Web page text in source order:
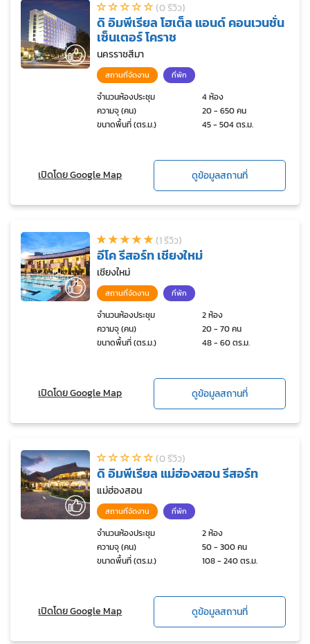
(0 รีวิว)
ดิ อิมพีเรียล โฮเต็ล แอนด์ คอนเวนชั่น
เซ็นเตอร์ โคราช
นครราชสีมา
สถานที่จัดงาน ที่พัก
จำนวนห้องประชุม
4 ห้อง
ความจุ (คน)
20 - 650 คน
ขนาดพื้นที่ (ตร.ม.)
45 - 504 ตร.ม.
เปิดโดย Google Map ดูข้อมูลสถานที่
(1 รีวิว)
อีโค รีสอร์ท เชียงใหม่
เชียงใหม่
สถานที่จัดงาน ที่พัก
จำนวนห้องประชุม
2 ห้อง
ความจุ (คน)
20 - 70 คน
ขนาดพื้นที่ (ตร.ม.)
48 - 60 ตร.ม.
เปิดโดย Google Map ดูข้อมูลสถานที่
(0 รีวิว)
ดิ อิมพีเรียล แม่ฮ่องสอน รีสอร์ท
แม่ฮ่องสอน
สถานที่จัดงาน ที่พัก
จำนวนห้องประชุม
2 ห้อง
ความจุ (คน)
50 - 300 คน
ขนาดพื้นที่ (ตร.ม.)
108 - 240 ตร.ม.
เปิดโดย Google Map ดูข้อมูลสถานที่